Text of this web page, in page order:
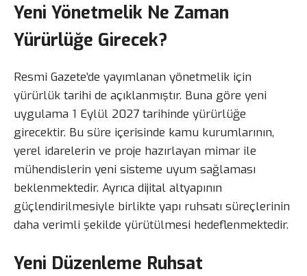
Yeni Yönetmelik Ne Zaman
Yürürlüğe Girecek?
Resmi Gazete’de yayımlanan yönetmelik için
yürürlük tarihi de açıklanmıştır. Buna göre yeni
uygulama 1 Eylül 2027 tarihinde yürürlüğe
girecektir. Bu süre içerisinde kamu kurumlarının,
yerel idarelerin ve proje hazırlayan mimar ile
mühendislerin yeni sisteme uyum sağlaması
beklenmektedir. Ayrıca dijital altyapının
güçlendirilmesiyle birlikte yapı ruhsatı süreçlerinin
daha verimli şekilde yürütülmesi hedeflenmektedir.
Yeni Düzenleme Ruhsat